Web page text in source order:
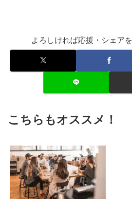
よろしければ応援・シェア
こちらもオススメ！